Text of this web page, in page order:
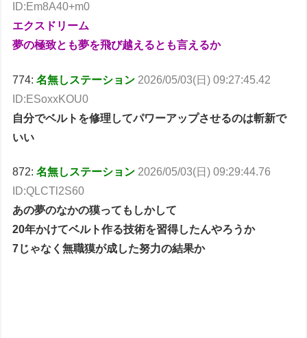
ID:Em8A40+m0
エクスドリーム
夢の極致とも夢を飛び越えるとも言えるか
774:名無しステーション 2026/05/03(日) 09:27:45.42
ID:ESoxxKOU0
自分でベルトを修理してパワーアップさせるのは斬新で
いい
872:名無しステーション 2026/05/03(日) 09:29:44.76
ID:QLCTl2S60
あの夢のなかの獏ってもしかして
20年かけてベルト作る技術を習得したんやろうか
7じゃなく無職獏が成した努力の結果か